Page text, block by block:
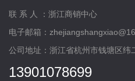
联 系 人 ：浙江商销中心
电子邮箱：
公司地址：浙江省杭州市钱塘区纬
13901078699